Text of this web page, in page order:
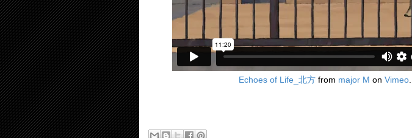
Echoes of Life_北方from major M on Vimeo.